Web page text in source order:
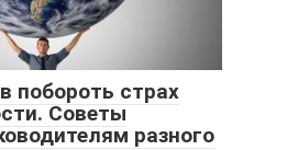
побороть страх
Советы
разного